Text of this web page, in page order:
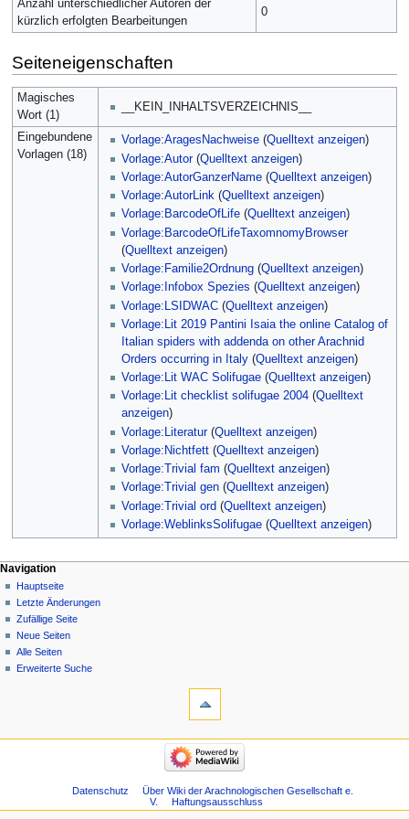
Anzahl unterschiedlicher Autoren der
kürzlich erfolgten Bearbeitungen
0
Seiteneigenschaften
Magisches
Wort (1)
__KEIN_INHALTSVERZEICHNIS__
Eingebundene
Vorlagen (18)
Vorlage:AragesNachweise (Quelltext anzeigen)
Vorlage:Autor(Quelltext anzeigen)
Vorlage:AutorGanzerName (Quelltext anzeigen)
Vorlage:AutorLink (Quelltext anzeigen)
Vorlage:BarcodeOfLife (Quelltext anzeigen)
Vorlage:BarcodeOfLifeTaxomnomyBrowser
(Quelltext anzeigen)
Vorlage:Familie2Ordnung (Quelltext anzeigen)
Vorlage:Infobox Spezies (Quelltext anzeigen)
Vorlage:LSIDWAC (Quelltext anzeigen)
Vorlage:Lit 2019 Pantini Isaia the online Catalog of
Italian spiders with addenda on other Arachnid
Orders occurring in Italy (Quelltext anzeigen)
Vorlage:Lit WAC Solifugae (Quelltext anzeigen)
Vorlage:Lit checklist solifugae 2004 (Quelltext
anzeigen)
Vorlage:Literatur(Quelltext anzeigen)
Vorlage:Nichtfett (Quelltext anzeigen)
Vorlage:Trivial fam (Quelltext anzeigen)
Vorlage:Trivial gen (Quelltext anzeigen)
Vorlage:Trivial ord (Quelltext anzeigen)
Vorlage:WeblinksSolifugae (Quelltext anzeigen)
Navigation
Hauptseite
Letzte Änderungen
Zufällige Seite
Neue Seiten
Alle Seiten
Erweiterte Suche
Datenschutz
Über Wiki der Arachnologischen Gesellschaft e.
V.
Haftungsausschluss